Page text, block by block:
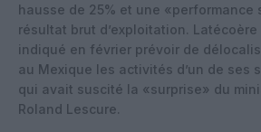
hausse de 25% et une «performance
résultat brut d’exploitation.
indiqué en février prévoir de
au Mexique les activités d’un de ses
qui avait suscité la «surprise» du
Roland Lescure.